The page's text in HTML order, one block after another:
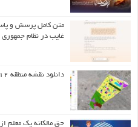
متن کامل پرسش و
غایب در نظام جمهوری
دانلود نقشه منطقه ۱۲ مشهد (الهیه) به تفکیک کاربریها
حق مالکانه یک معلم